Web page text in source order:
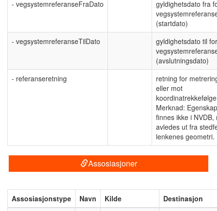
- vegsystemreferanseFraDato
gyldighetsdato fra
(startdato)
- vegsystemreferanseTilDato
gyldighetsdato til for
(avslutningsdato)
- referanseretning
retning for
eller mot
Merknad:
finnes ikke i NVDB,
avledes ut fra
lenkenes geometri.
Assosiasjoner
Assosiasjonstype Navn Kilde
Destinasjon